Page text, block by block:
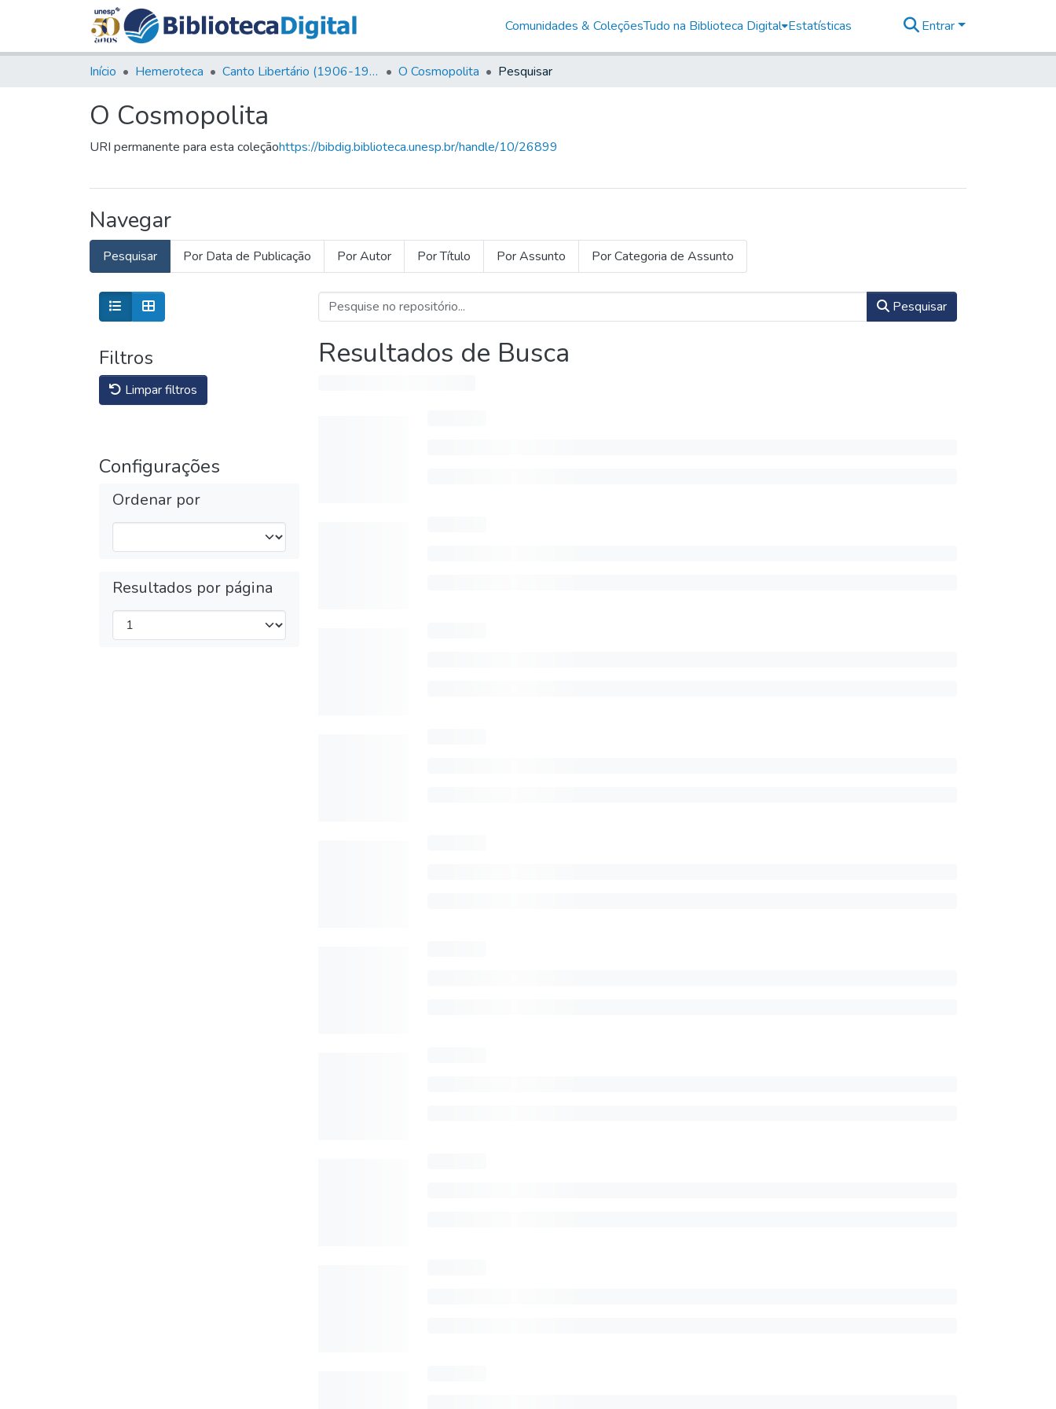
Comunidades & ColeçõesTudo na Biblioteca Digital Estatísticas Entrar
Início Hemeroteca Canto Libertário (1906-1995) O Cosmopolita Pesquisar
O Cosmopolita
URI permanente para esta coleçãohttps://bibdig.biblioteca.unesp.br/handle/10/26899
Navegar
Pesquisar Por Data de Publicação Por Autor Por Título Por Assunto Por Categoria de Assunto
Filtros
Limpar filtros
Configurações
Ordenar por
Resultados por página
Pesquisar
Resultados de Busca